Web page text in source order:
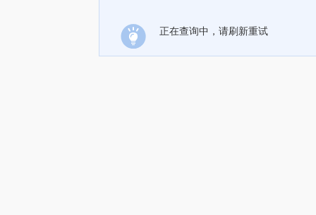
正在查询中，请刷新重试